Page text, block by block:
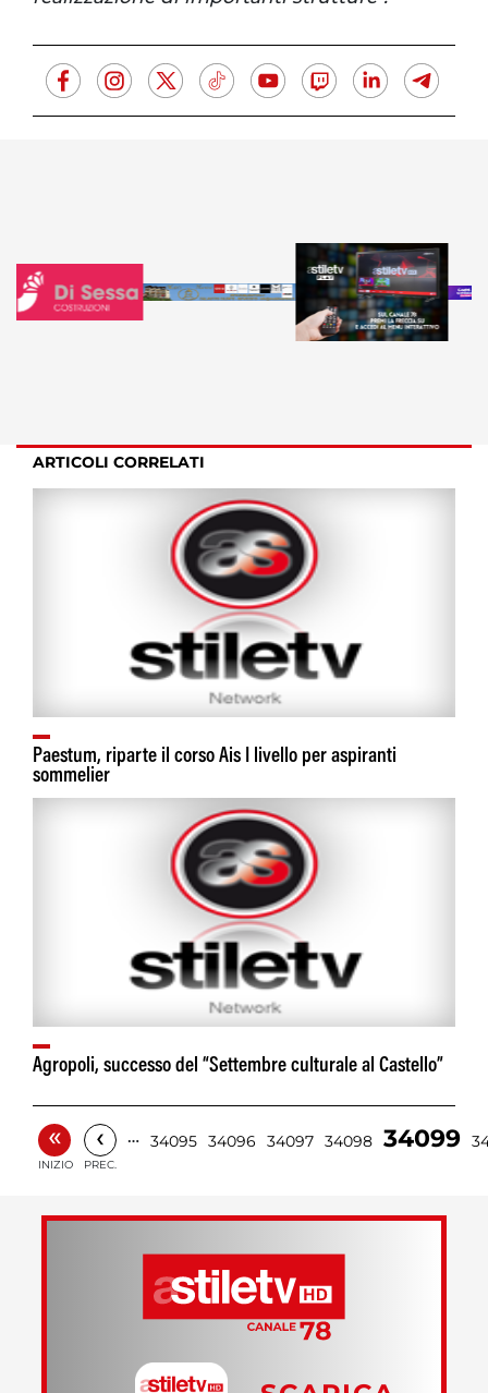
ARTICOLI CORRELATI
Paestum, riparte il corso Ais I livello per aspiranti
sommelier
Agropoli, successo del “Settembre culturale al Castello”
«
INIZIO
‹
PREC.
… 34095 34096 34097 34098 34099